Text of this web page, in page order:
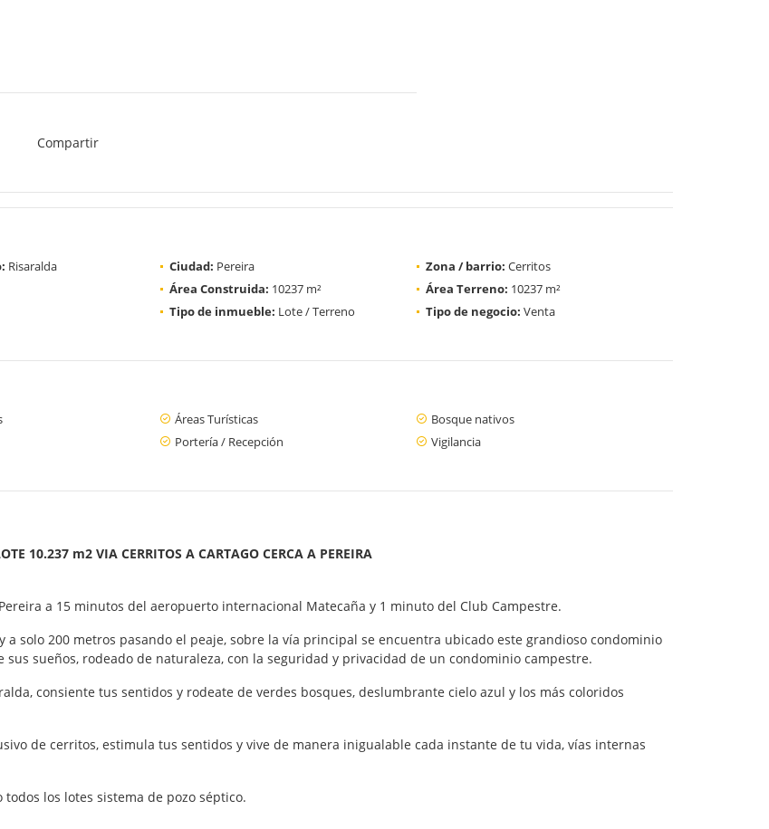
Compartir
Risaralda Ciudad: Pereira Zona / barrio: Cerritos
Área Construida: 10237 m² Área Terreno: 10237 m²
Tipo de inmueble: Lote / Terreno Tipo de negocio: Venta
Áreas Turísticas
Bosque nativos
Portería / Recepción
Vigilancia
10.237 m2 VIA CERRITOS A CARTAGO CERCA A PEREIRA
a 15 minutos del aeropuerto internacional Matecaña y 1 minuto del Club Campestre.
solo 200 metros pasando el peaje, sobre la vía principal se encuentra ubicado este grandioso condominio
sueños, rodeado de naturaleza, con la seguridad y privacidad de un condominio campestre.
consiente tus sentidos y rodeate de verdes bosques, deslumbrante cielo azul y los más coloridos
de cerritos, estimula tus sentidos y vive de manera inigualable cada instante de tu vida, vías internas
los lotes sistema de pozo séptico.